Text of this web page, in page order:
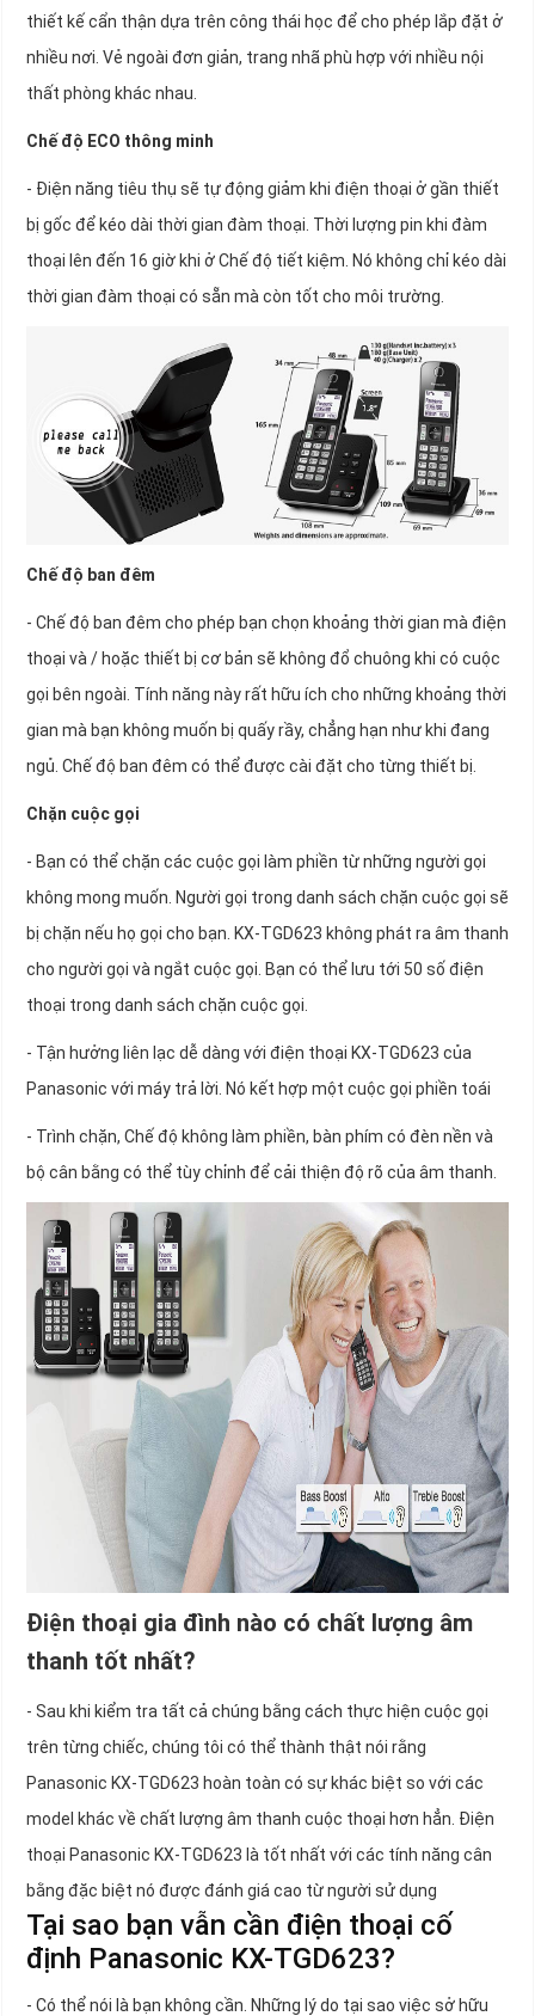
thiết kế cẩn thận dựa trên công thái học để cho phép lắp đặt ở
nhiều nơi. Vẻ ngoài đơn giản, trang nhã phù hợp với nhiều nội
thất phòng khác nhau.
Chế độ ECO thông minh
- Điện năng tiêu thụ sẽ tự động giảm khi điện thoại ở gần thiết
bị gốc để kéo dài thời gian đàm thoại. Thời lượng pin khi đàm
thoại lên đến 16 giờ khi ở Chế độ tiết kiệm. Nó không chỉ kéo dài
thời gian đàm thoại có sẵn mà còn tốt cho môi trường.
Chế độ ban đêm
- Chế độ ban đêm cho phép bạn chọn khoảng thời gian mà điện
thoại và / hoặc thiết bị cơ bản sẽ không đổ chuông khi có cuộc
gọi bên ngoài. Tính năng này rất hữu ích cho những khoảng thời
gian mà bạn không muốn bị quấy rầy, chẳng hạn như khi đang
ngủ. Chế độ ban đêm có thể được cài đặt cho từng thiết bị.
Chặn cuộc gọi
- Bạn có thể chặn các cuộc gọi làm phiền từ những người gọi
không mong muốn. Người gọi trong danh sách chặn cuộc gọi sẽ
bị chặn nếu họ gọi cho bạn. KX-TGD623 không phát ra âm thanh
cho người gọi và ngắt cuộc gọi. Bạn có thể lưu tới 50 số điện
thoại trong danh sách chặn cuộc gọi.
- Tận hưởng liên lạc dễ dàng với điện thoại KX-TGD623 của
Panasonic với máy trả lời. Nó kết hợp một cuộc gọi phiền toái
- Trình chặn, Chế độ không làm phiền, bàn phím có đèn nền và
bộ cân bằng có thể tùy chỉnh để cải thiện độ rõ của âm thanh.
Điện thoại gia đình nào có chất lượng âm
thanh tốt nhất?
- Sau khi kiểm tra tất cả chúng bằng cách thực hiện cuộc gọi
trên từng chiếc, chúng tôi có thể thành thật nói rằng
Panasonic KX-TGD623 hoàn toàn có sự khác biệt so với các
model khác về chất lượng âm thanh cuộc thoại hơn hẳn. Điện
thoại Panasonic KX-TGD623 là tốt nhất với các tính năng cân
bằng đặc biệt nó được đánh giá cao từ người sử dụng
Tại sao bạn vẫn cần điện thoại cố
định Panasonic KX-TGD623?
- Có thể nói là bạn không cần. Những lý do tại sao việc sở hữu